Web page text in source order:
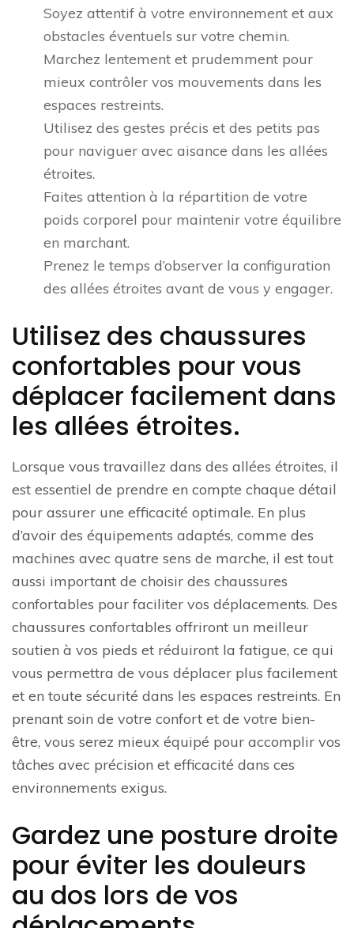
Soyez attentif à votre environnement et aux
obstacles éventuels sur votre chemin.
Marchez lentement et prudemment pour
mieux contrôler vos mouvements dans les
espaces restreints.
Utilisez des gestes précis et des petits pas
pour naviguer avec aisance dans les allées
étroites.
Faites attention à la répartition de votre
poids corporel pour maintenir votre équilibre
en marchant.
Prenez le temps d’observer la configuration
des allées étroites avant de vous y engager.
Utilisez des chaussures
confortables pour vous
déplacer facilement dans
les allées étroites.
Lorsque vous travaillez dans des allées étroites, il
est essentiel de prendre en compte chaque détail
pour assurer une efficacité optimale. En plus
d’avoir des équipements adaptés, comme des
machines avec quatre sens de marche, il est tout
aussi important de choisir des chaussures
confortables pour faciliter vos déplacements. Des
chaussures confortables offriront un meilleur
soutien à vos pieds et réduiront la fatigue, ce qui
vous permettra de vous déplacer plus facilement
et en toute sécurité dans les espaces restreints. En
prenant soin de votre confort et de votre bien-
être, vous serez mieux équipé pour accomplir vos
tâches avec précision et efficacité dans ces
environnements exigus.
Gardez une posture droite
pour éviter les douleurs
au dos lors de vos